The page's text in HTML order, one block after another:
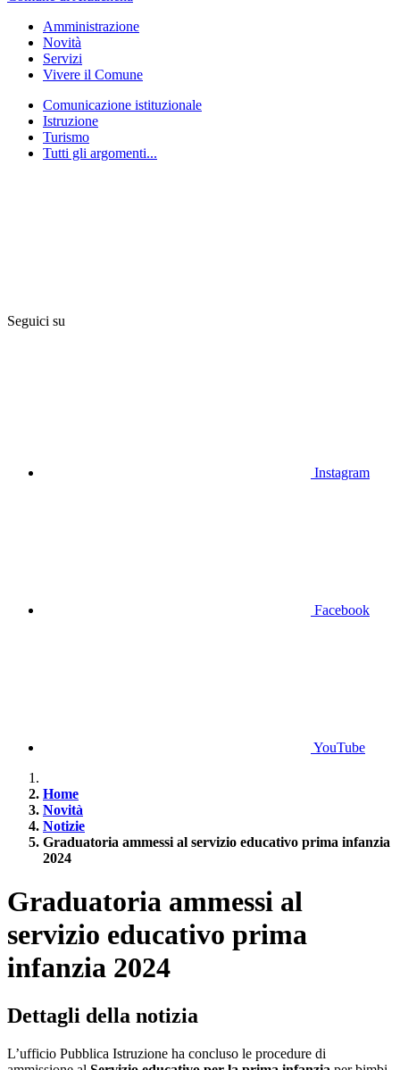
Amministrazione
Novità
Servizi
Vivere il Comune
Comunicazione istituzionale
Istruzione
Turismo
Tutti gli argomenti...
Seguici su
Instagram
Facebook
YouTube
Home
Novità
Notizie
Graduatoria ammessi al servizio educativo prima infanzia
2024
Graduatoria ammessi al
servizio educativo prima
infanzia 2024
Dettagli della notizia
L’ufficio Pubblica Istruzione ha concluso le procedure di